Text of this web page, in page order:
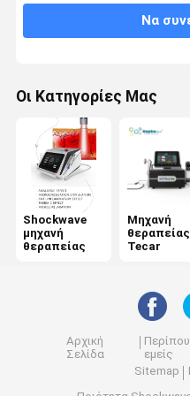
Αεριωθούμενη μηχανή
Μηχανή φυσιοθεραπείας
Φωτοδυναμική μηχανή
Μηχανή ραδιοσυχνότητας
Microneedling κλασματικό
Μηχανή φυσιοθεραπείας
Να
Οι Κατηγορίες Μας
Shockwave
μηχανή
θεραπείας
Μηχανή
θεραπείας
Tecar
Αρχική
Σελίδα
Περίπου
εμείς
Sitemap